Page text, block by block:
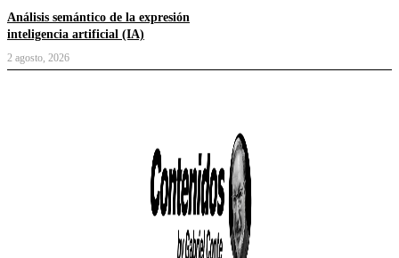
Análisis semántico de la expresión
inteligencia artificial (IA)
2 agosto, 2026